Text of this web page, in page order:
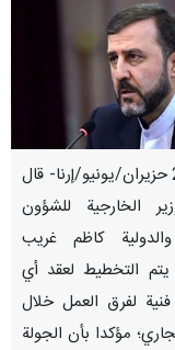
طهران/29 حزيران/يونيو/إرنا- قال
الخارجية للشؤون
والدولية كاظم غريب
يتم التخطيط لعقد أي
لفرق العمل خلال
مؤکدا بأن الجولة